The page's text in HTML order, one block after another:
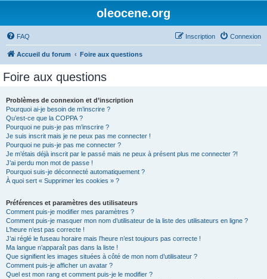
oleocene.org
FAQ Connexion
Inscription
Accueil du forum Foire aux questions
Foire aux questions
Problèmes de connexion et d’inscription
Pourquoi ai-je besoin de m’inscrire ?
Qu’est-ce que la COPPA ?
Pourquoi ne puis-je pas m’inscrire ?
Je suis inscrit mais je ne peux pas me connecter !
Pourquoi ne puis-je pas me connecter ?
Je m’étais déjà inscrit par le passé mais ne peux à présent plus me connecter ?!
J’ai perdu mon mot de passe !
Pourquoi suis-je déconnecté automatiquement ?
À quoi sert « Supprimer les cookies » ?
Préférences et paramètres des utilisateurs
Comment puis-je modifier mes paramètres ?
Comment puis-je masquer mon nom d’utilisateur de la liste des utilisateurs en ligne ?
L’heure n’est pas correcte !
J’ai réglé le fuseau horaire mais l’heure n’est toujours pas correcte !
Ma langue n’apparaît pas dans la liste !
Que signifient les images situées à côté de mon nom d’utilisateur ?
Comment puis-je afficher un avatar ?
Quel est mon rang et comment puis-je le modifier ?